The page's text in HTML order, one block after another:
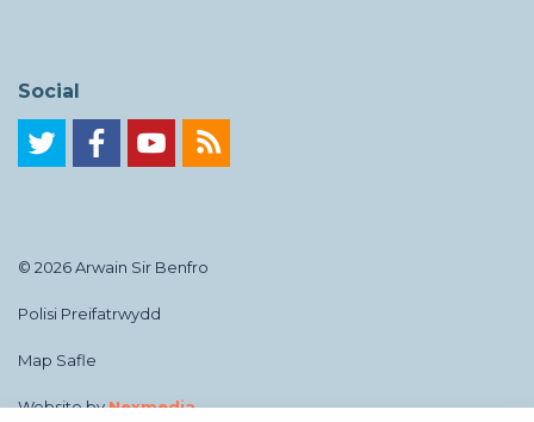
Social
© 2026 Arwain Sir Benfro
Polisi Preifatrwydd
Map Safle
Website byNexmedia